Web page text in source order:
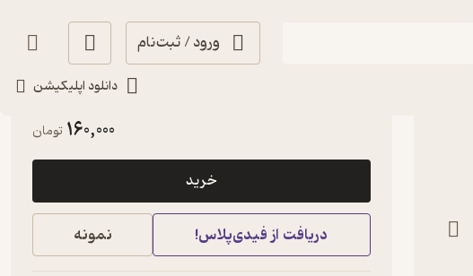
ورود / ثبت‌نام
دانلود اپلیکیشن
آرامش‌بخش 🌱(
160,000 تومان
خرید
دریافت از فیدی‌پلاس! نمونه